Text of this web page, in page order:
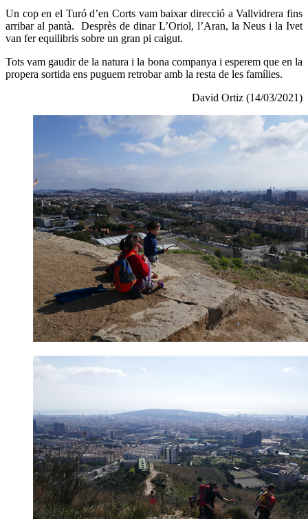
Un cop en el Turó d’en Corts vam baixar direcció a Vallvidrera fins
arribar al pantà. Desprès de dinar L’Oriol, l’Aran, la Neus i la Ivet
van fer equilibris sobre un gran pi caigut.
Tots vam gaudir de la natura i la bona companya i esperem que en la
propera sortida ens puguem retrobar amb la resta de les famílies.
David Ortiz (14/03/2021)